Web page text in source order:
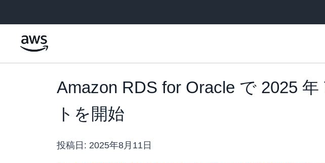
Amazon RDS for Oracle で 2025
トを開始
投稿日: 2025年8月11日